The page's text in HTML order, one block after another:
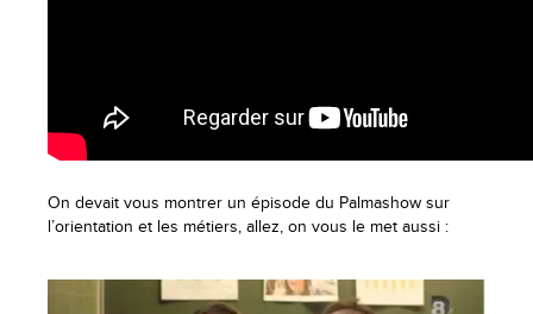
On devait vous montrer un épisode du Palmashow sur
l’orientation et les métiers, allez, on vous le met aussi :